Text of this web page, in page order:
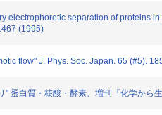
electrophoretic separation of proteins
(1995)
flow" J. Phys. Soc. Japan. 65 (#5).
" 蛋白質・核酸・酵素、増刊『化学か